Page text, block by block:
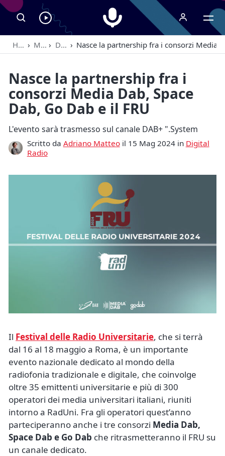
Ascolta
RadioSpeaker
in
Radiospeaker.it
Home › Magazine › Digital Radio › Nasce la partnership fra i consorzi Media
Nasce la partnership fra i
consorzi Media Dab, Space
Dab, Go Dab e il FRU
L'evento sarà trasmesso sul canale DAB+ ".System
Scritto da Adriano Matteoil 15 Mag 2024 in Digital
Radio
Il Festival delle Radio Universitarie, che si terrà
dal 16 al 18 maggio a Roma, è un importante
evento nazionale dedicato al mondo della
radiofonia tradizionale e digitale, che coinvolge
oltre 35 emittenti universitarie e più di 300
operatori dei media universitari italiani, riuniti
intorno a RadUni. Fra gli operatori quest’anno
parteciperanno anche i tre consorzi Media Dab,
Space Dab e Go Dab che ritrasmetteranno il FRU su
un canale dedicato.